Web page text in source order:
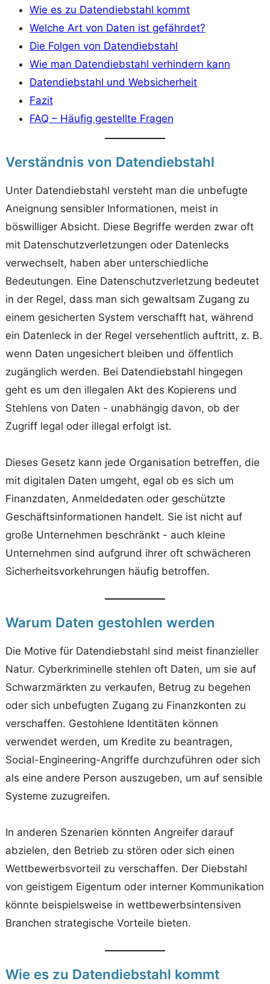
Wie es zu Datendiebstahl kommt
Welche Art von Daten ist gefährdet?
Die Folgen von Datendiebstahl
Wie man Datendiebstahl verhindern kann
Datendiebstahl und Websicherheit
Fazit
FAQ – Häufig gestellte Fragen
Verständnis von Datendiebstahl
Unter Datendiebstahl versteht man die unbefugte
Aneignung sensibler Informationen, meist in
böswilliger Absicht. Diese Begriffe werden zwar oft
mit Datenschutzverletzungen oder Datenlecks
verwechselt, haben aber unterschiedliche
Bedeutungen. Eine Datenschutzverletzung bedeutet
in der Regel, dass man sich gewaltsam Zugang zu
einem gesicherten System verschafft hat, während
ein Datenleck in der Regel versehentlich auftritt, z. B.
wenn Daten ungesichert bleiben und öffentlich
zugänglich werden. Bei Datendiebstahl hingegen
geht es um den illegalen Akt des Kopierens und
Stehlens von Daten - unabhängig davon, ob der
Zugriff legal oder illegal erfolgt ist.
Dieses Gesetz kann jede Organisation betreffen, die
mit digitalen Daten umgeht, egal ob es sich um
Finanzdaten, Anmeldedaten oder geschützte
Geschäftsinformationen handelt. Sie ist nicht auf
große Unternehmen beschränkt - auch kleine
Unternehmen sind aufgrund ihrer oft schwächeren
Sicherheitsvorkehrungen häufig betroffen.
Warum Daten gestohlen werden
Die Motive für Datendiebstahl sind meist finanzieller
Natur. Cyberkriminelle stehlen oft Daten, um sie auf
Schwarzmärkten zu verkaufen, Betrug zu begehen
oder sich unbefugten Zugang zu Finanzkonten zu
verschaffen. Gestohlene Identitäten können
verwendet werden, um Kredite zu beantragen,
Social-Engineering-Angriffe durchzuführen oder sich
als eine andere Person auszugeben, um auf sensible
Systeme zuzugreifen.
In anderen Szenarien könnten Angreifer darauf
abzielen, den Betrieb zu stören oder sich einen
Wettbewerbsvorteil zu verschaffen. Der Diebstahl
von geistigem Eigentum oder interner Kommunikation
könnte beispielsweise in wettbewerbsintensiven
Branchen strategische Vorteile bieten.
Wie es zu Datendiebstahl kommt